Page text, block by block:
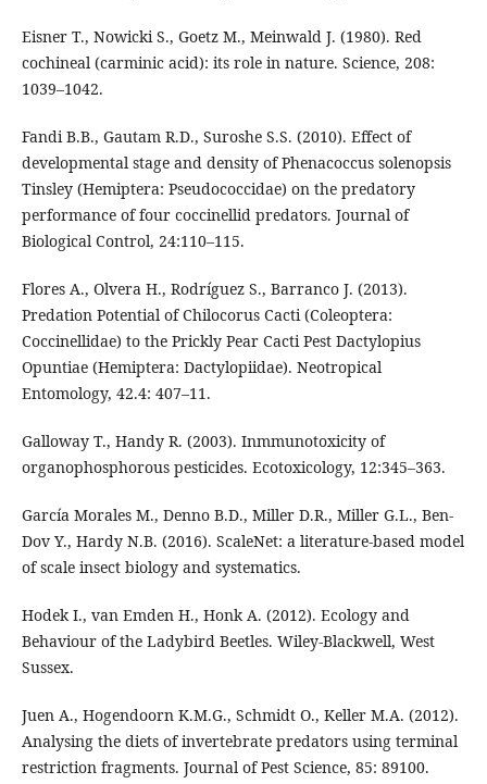
Eisner T., Nowicki S., Goetz M., Meinwald J. (1980). Red
cochineal (carminic acid): its role in nature. Science, 208:
1039–1042.
Fandi B.B., Gautam R.D., Suroshe S.S. (2010). Effect of
developmental stage and density of Phenacoccus solenopsis
Tinsley (Hemiptera: Pseudococcidae) on the predatory
performance of four coccinellid predators. Journal of
Biological Control, 24:110–115.
Flores A., Olvera H., Rodríguez S., Barranco J. (2013).
Predation Potential of Chilocorus Cacti (Coleoptera:
Coccinellidae) to the Prickly Pear Cacti Pest Dactylopius
Opuntiae (Hemiptera: Dactylopiidae). Neotropical
Entomology, 42.4: 407–11.
Galloway T., Handy R. (2003). Inmmunotoxicity of
organophosphorous pesticides. Ecotoxicology, 12:345–363.
García Morales M., Denno B.D., Miller D.R., Miller G.L., Ben-
Dov Y., Hardy N.B. (2016). ScaleNet: a literature-based model
of scale insect biology and systematics.
Hodek I., van Emden H., Honk A. (2012). Ecology and
Behaviour of the Ladybird Beetles. Wiley-Blackwell, West
Sussex.
Juen A., Hogendoorn K.M.G., Schmidt O., Keller M.A. (2012).
Analysing the diets of invertebrate predators using terminal
restriction fragments. Journal of Pest Science, 85: 89100.